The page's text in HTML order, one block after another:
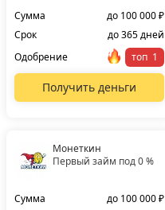
Сумма
до 100 000 ₽
Срок
до 365 дней
Одобрение
топ
Получить деньги
Монеткин
Первый займ под 0 %
Сумма
до 100 000 ₽